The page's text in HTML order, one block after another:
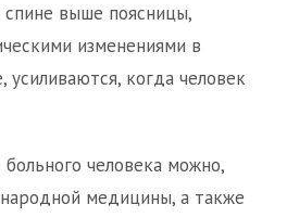
спине выше поясницы,
изменениями в
усиливаются, когда человек
человека можно,
медицины, а также